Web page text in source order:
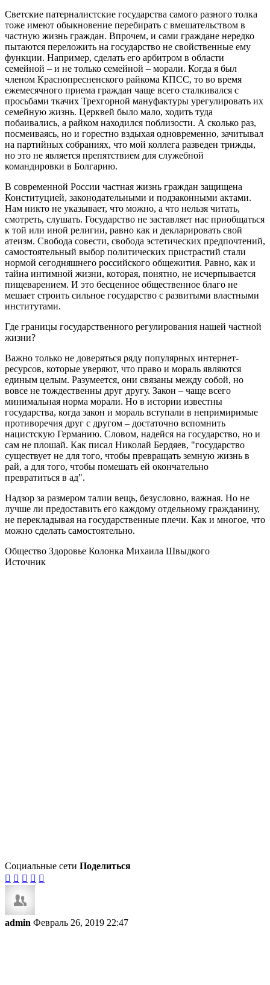
Светские патерналистские государства самого разного толка
тоже имеют обыкновение перебирать с вмешательством в
частную жизнь граждан. Впрочем, и сами граждане нередко
пытаются переложить на государство не свойственные ему
функции. Например, сделать его арбитром в области
семейной – и не только семейной – морали. Когда я был
членом Краснопресненского райкома КПСС, то во время
ежемесячного приема граждан чаще всего сталкивался с
просьбами ткачих Трехгорной мануфактуры урегулировать их
семейную жизнь. Церквей было мало, ходить туда
побаивались, а райком находился поблизости. А сколько раз,
посмеиваясь, но и горестно вздыхая одновременно, зачитывал
на партийных собраниях, что мой коллега разведен трижды,
но это не является препятствием для служебной
командировки в Болгарию.
В современной России частная жизнь граждан защищена
Конституцией, законодательными и подзаконными актами.
Нам никто не указывает, что можно, а что нельзя читать,
смотреть, слушать. Государство не заставляет нас приобщаться
к той или иной религии, равно как и декларировать свой
атеизм. Свобода совести, свобода эстетических предпочтений,
самостоятельный выбор политических пристрастий стали
нормой сегодняшнего российского общежития. Равно, как и
тайна интимной жизни, которая, понятно, не исчерпывается
пищеварением. И это бесценное общественное благо не
мешает строить сильное государство с развитыми властными
институтами.
Где границы государственного регулирования нашей частной
жизни?
Важно только не доверяться ряду популярных интернет-
ресурсов, которые уверяют, что право и мораль являются
единым целым. Разумеется, они связаны между собой, но
вовсе не тождественны друг другу. Закон – чаще всего
минимальная норма морали. Но в истории известны
государства, когда закон и мораль вступали в непримиримые
противоречия друг с другом – достаточно вспомнить
нацистскую Германию. Словом, надейся на государство, но и
сам не плошай. Как писал Николай Бердяев, "государство
существует не для того, чтобы превращать земную жизнь в
рай, а для того, чтобы помешать ей окончательно
превратиться в ад".
Надзор за размером талии вещь, безусловно, важная. Но не
лучше ли предоставить его каждому отдельному гражданину,
не перекладывая на государственные плечи. Как и многое, что
можно сделать самостоятельно.
Общество Здоровье Колонка Михаила Швыдкого
Источник
Социальные сети Поделиться
    
admin Февраль 26, 2019 22:47